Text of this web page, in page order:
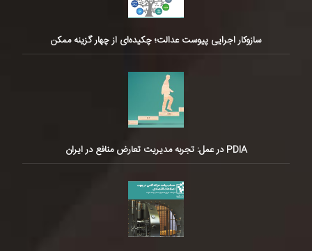
سازوکار اجرایی پیوست عدالت؛ چکیده‌ای از چهار گزینه ممکن
PDIA در عمل: تجربه مدیریت تعارض منافع در ایران